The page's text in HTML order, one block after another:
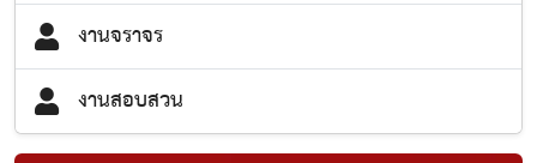
งานจราจร
งานสอบสวน